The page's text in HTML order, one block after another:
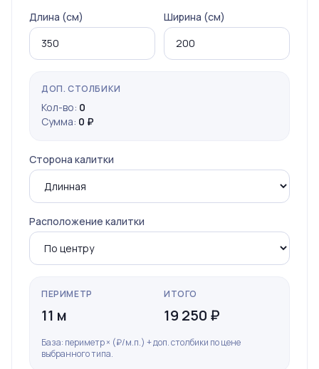
Длина (см) Ширина (см)
ДОП. СТОЛБИКИ
Кол-во: 0
Сумма: 0 ₽
Сторона калитки
Расположение калитки
ПЕРИМЕТР
11 м
ИТОГО
19 250 ₽
База: периметр × (₽/м.п.) + доп. столбики по цене
выбранного типа.